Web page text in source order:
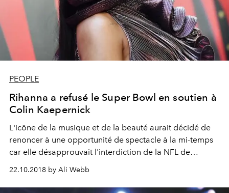
PEOPLE
Rihanna a refusé le Super Bowl en soutien à
Colin Kaepernick
L'icône de la musique et de la beauté aurait décidé de
renoncer à une opportunité de spectacle à la mi-temps
car elle désapprouvait l'interdiction de la NFL de
prendre un genou pendant l'hymne national.
22.10.2018 by Ali Webb